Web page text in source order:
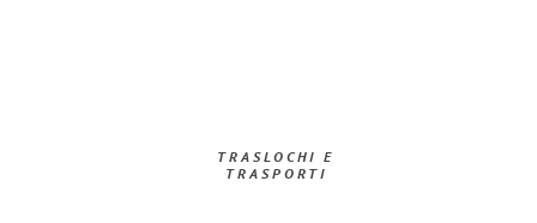
TRASLOCHI E
TRASPORTI​